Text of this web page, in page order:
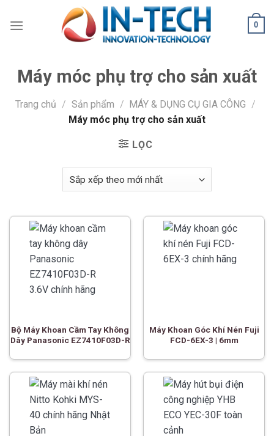
0
Máy móc phụ trợ cho sản xuất
Trang chủ / Sản phẩm / MÁY & DỤNG CỤ GIA CÔNG /
Máy móc phụ trợ cho sản xuất
LỌC
Bộ Máy Khoan Cầm Tay Không
Dây Panasonic EZ7410F03D-R
Máy Khoan Góc Khí Nén Fuji
FCD-6EX-3 | 6mm